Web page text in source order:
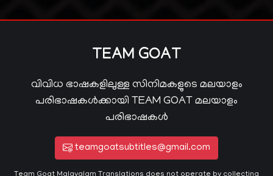
TEAM GOAT
വിവിധ ഭാഷകളിലുള്ള സിനിമകളുടെ മലയാളം
പരിഭാഷകൾക്കായി TEAM GOAT മലയാളം
പരിഭാഷകൾ
teamgoatsubtitles@gmail.com